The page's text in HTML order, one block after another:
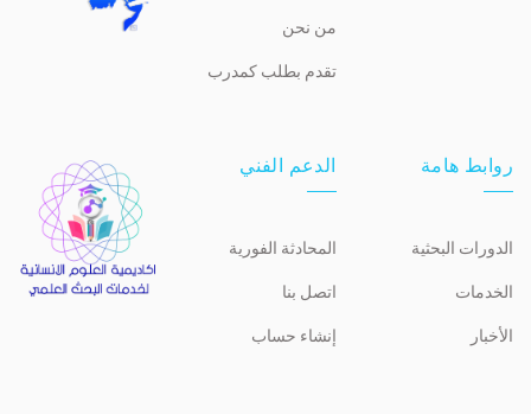
من نحن
تقدم بطلب كمدرب
روابط هامة
الدورات البحثية
الخدمات
الأخبار
الدعم الفني
المحادثة الفورية
اتصل بنا
إنشاء حساب